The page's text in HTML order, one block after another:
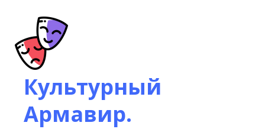
Культурный
Армавир.